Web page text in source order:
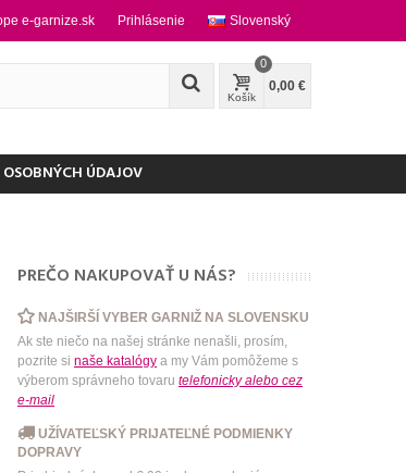
Slovenský
e-garnize.sk Prihlásenie
Košík
0
0,00 €
ÚDAJOV
PREČO NAKUPOVAŤ U NÁS?
NAJŠIRŠÍ VYBER GARNIŽ NA SLOVENSKU
Ak ste niečo na našej stránke nenašli, prosím,
pozrite si naše katalógya my Vám pomôžeme s
výberom správneho tovaru telefonicky alebo cez
e-mail
UŽÍVATEĽSKÝ PRIJATEĽNÉ PODMIENKY
DOPRAVY